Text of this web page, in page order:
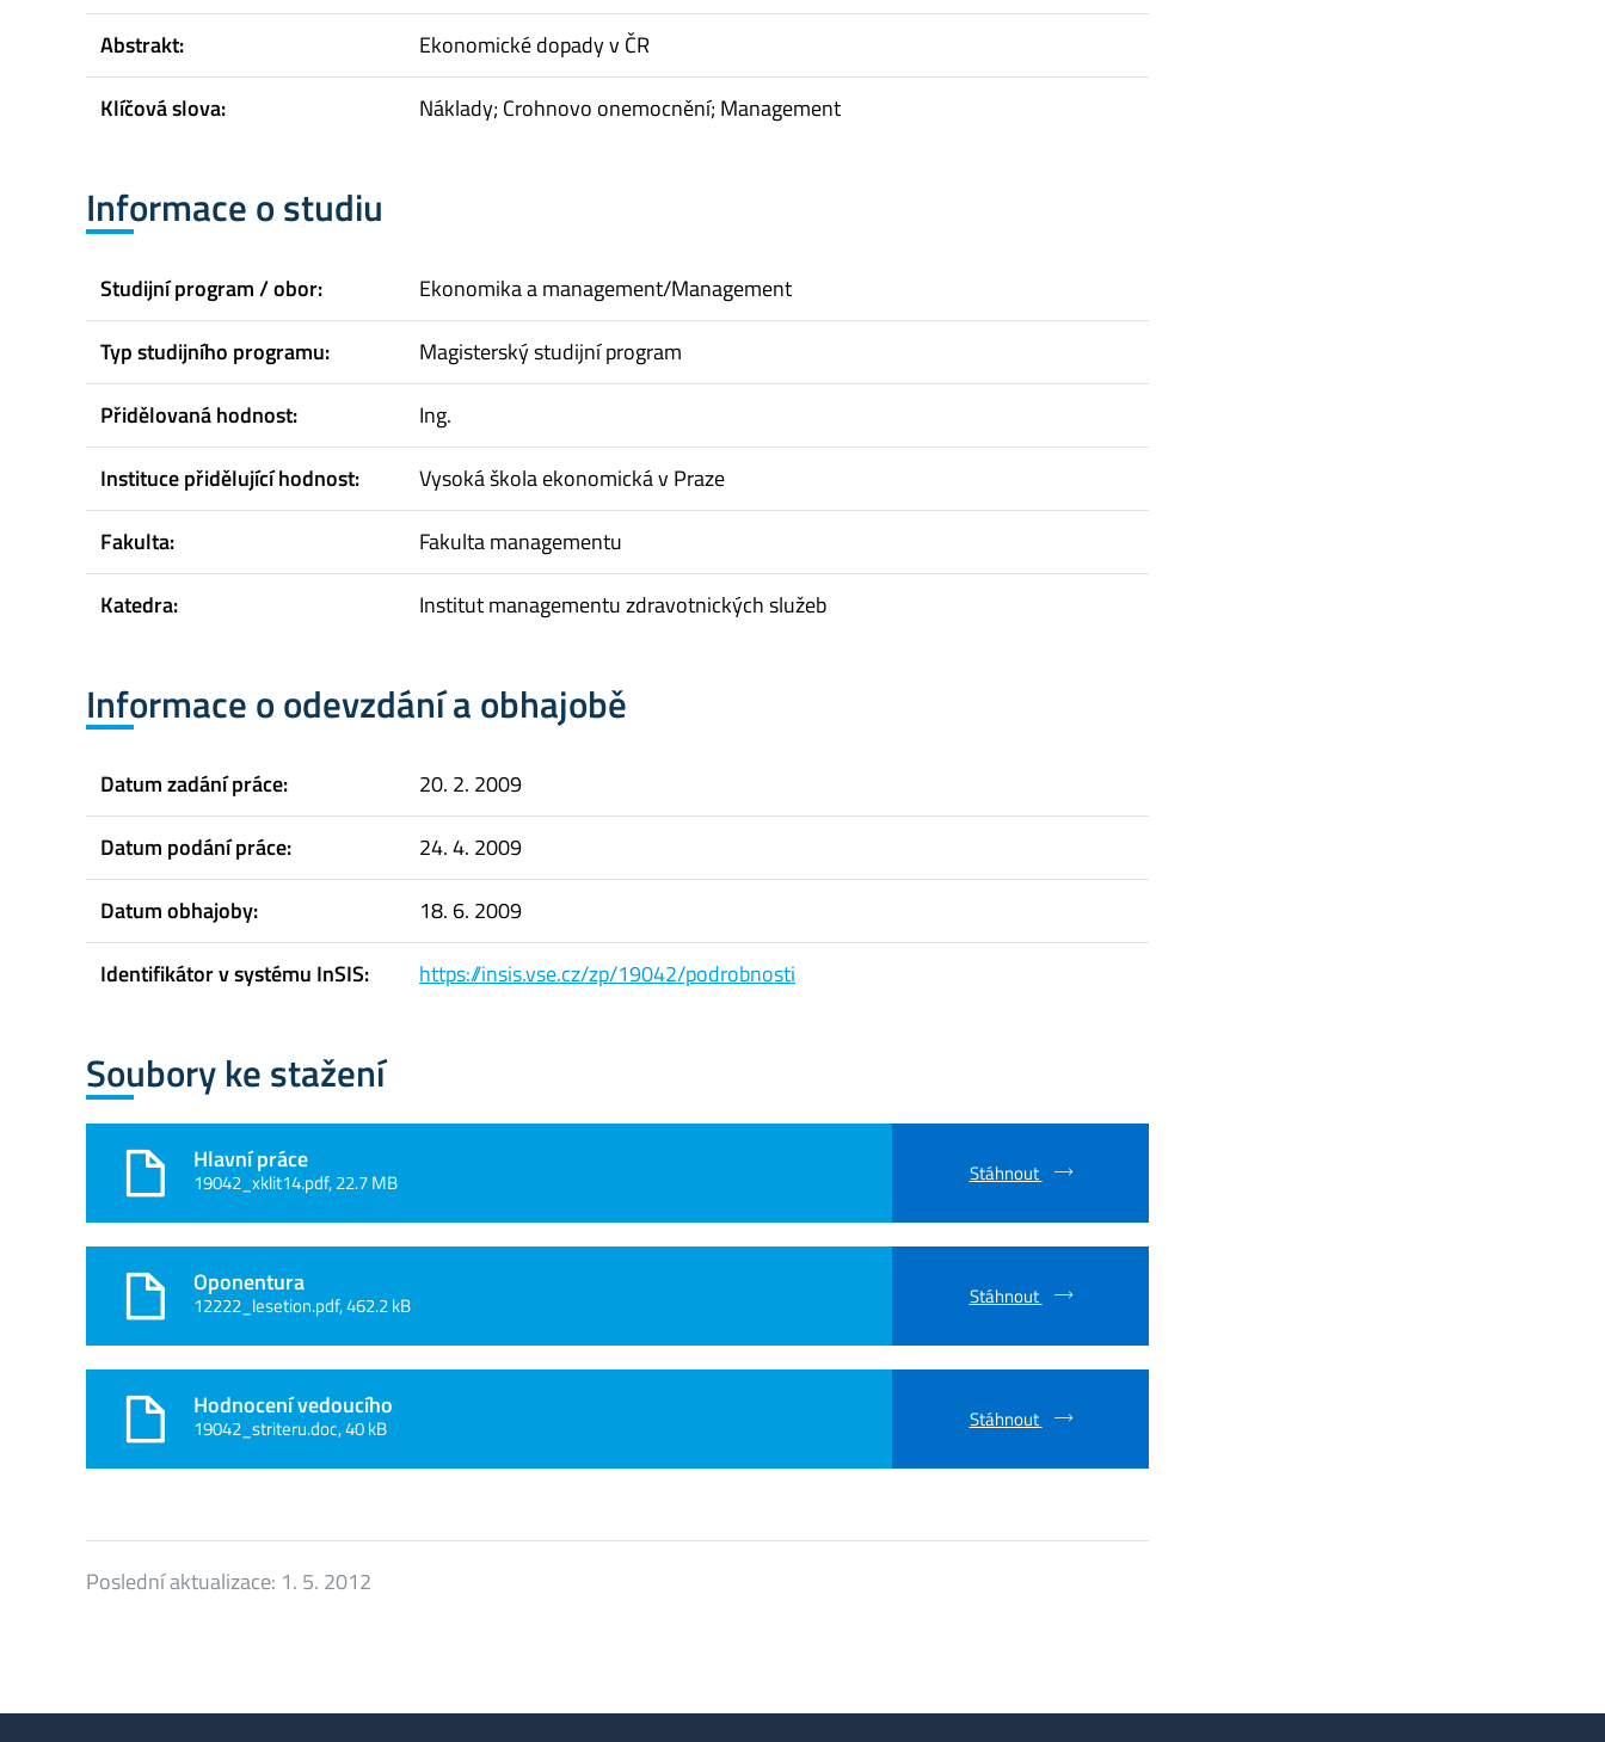
Abstrakt:
Ekonomické dopady v ČR
Klíčová slova:
Náklady; Crohnovo onemocnění; Management
Informace o studiu
Studijní program / obor:
Ekonomika a management/Management
Typ studijního programu:
Magisterský studijní program
Přidělovaná hodnost:
Ing.
Instituce přidělující hodnost:
Vysoká škola ekonomická v Praze
Fakulta:
Fakulta managementu
Katedra:
Institut managementu zdravotnických služeb
Informace o odevzdání a obhajobě
Datum zadání práce:
20. 2. 2009
Datum podání práce:
24. 4. 2009
Datum obhajoby:
18. 6. 2009
Identifikátor v systému InSIS:
https://insis.vse.cz/zp/19042/podrobnosti
Soubory ke stažení
Hlavní práce
19042_xklit14.pdf, 22.7 MB Stáhnout
Oponentura
12222_lesetion.pdf, 462.2 kB Stáhnout
Hodnocení vedoucího
19042_striteru.doc, 40 kB Stáhnout
Poslední aktualizace: 1. 5. 2012